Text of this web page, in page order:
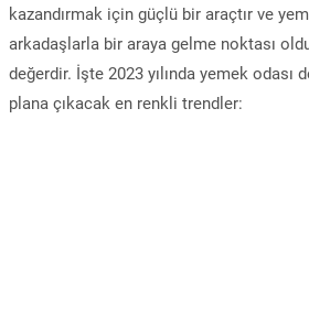
kazandırmak için güçlü bir araçtır ve
arkadaşlarla bir araya gelme noktası
değerdir. İşte 2023 yılında yemek odası
plana çıkacak en renkli trendler: